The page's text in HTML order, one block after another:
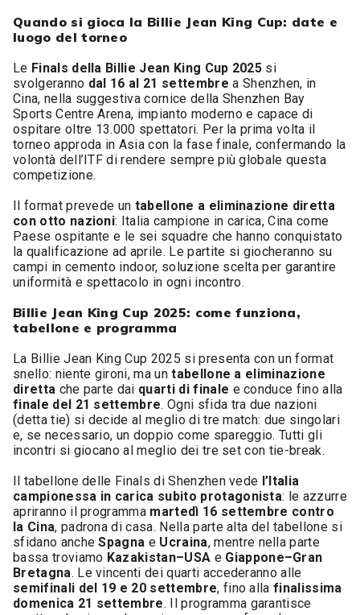
Quando si gioca la Billie Jean King Cup: date e
luogo del torneo
Le Finals della Billie Jean King Cup 2025 si
svolgeranno dal 16 al 21 settembre a Shenzhen, in
Cina, nella suggestiva cornice della Shenzhen Bay
Sports Centre Arena, impianto moderno e capace di
ospitare oltre 13.000 spettatori. Per la prima volta il
torneo approda in Asia con la fase finale, confermando la
volontà dell’ITF di rendere sempre più globale questa
competizione.
Il format prevede un tabellone a eliminazione diretta
con otto nazioni: Italia campione in carica, Cina come
Paese ospitante e le sei squadre che hanno conquistato
la qualificazione ad aprile. Le partite si giocheranno su
campi in cemento indoor, soluzione scelta per garantire
uniformità e spettacolo in ogni incontro.
Billie Jean King Cup 2025: come funziona,
tabellone e programma
La Billie Jean King Cup 2025 si presenta con un format
snello: niente gironi, ma untabellone a eliminazione
diretta che parte dai quarti di finale e conduce fino alla
finale del 21 settembre. Ogni sfida tra due nazioni
(detta tie) si decide al meglio di tre match: due singolari
e, se necessario, un doppio come spareggio. Tutti gli
incontri si giocano al meglio dei tre set con tie-break.
Il tabellone delle Finals di Shenzhen vede l’Italia
campionessa in carica subito protagonista: le azzurre
apriranno il programma martedì 16 settembre contro
la Cina, padrona di casa. Nella parte alta del tabellone si
sfidano ancheSpagna e Ucraina, mentre nella parte
bassa troviamo Kazakistan–USA e Giappone–Gran
Bretagna. Le vincenti dei quarti accederanno alle
semifinali del 19 e 20 settembre, fino alla finalissima
domenica 21 settembre. Il programma garantisce